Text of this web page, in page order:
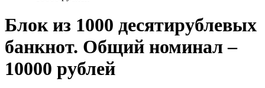
Блок из 1000 десятирублевых
банкнот. Общий номинал –
10000 рублей